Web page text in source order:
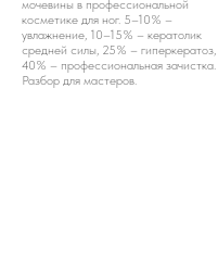
мочевины в профессиональной
косметике для ног. 5–10% –
увлажнение, 10–15% – кератолик
средней силы, 25% – гиперкератоз,
40% – профессиональная зачистка.
Разбор для мастеров.